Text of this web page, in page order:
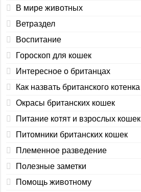
В мире животных
Ветраздел
Воспитание
Гороскоп для кошек
Интересное о британцах
Как назвать британского котенка
Окрасы британских кошек
Питание котят и взрослых кошек
Питомники британских кошек
Племенное разведение
Полезные заметки
Помощь животному